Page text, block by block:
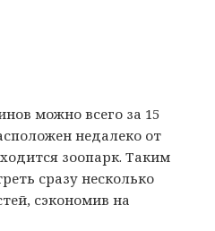
можно всего за 15
недалеко от
зоопарк. Таким
сразу несколько
сэкономив на